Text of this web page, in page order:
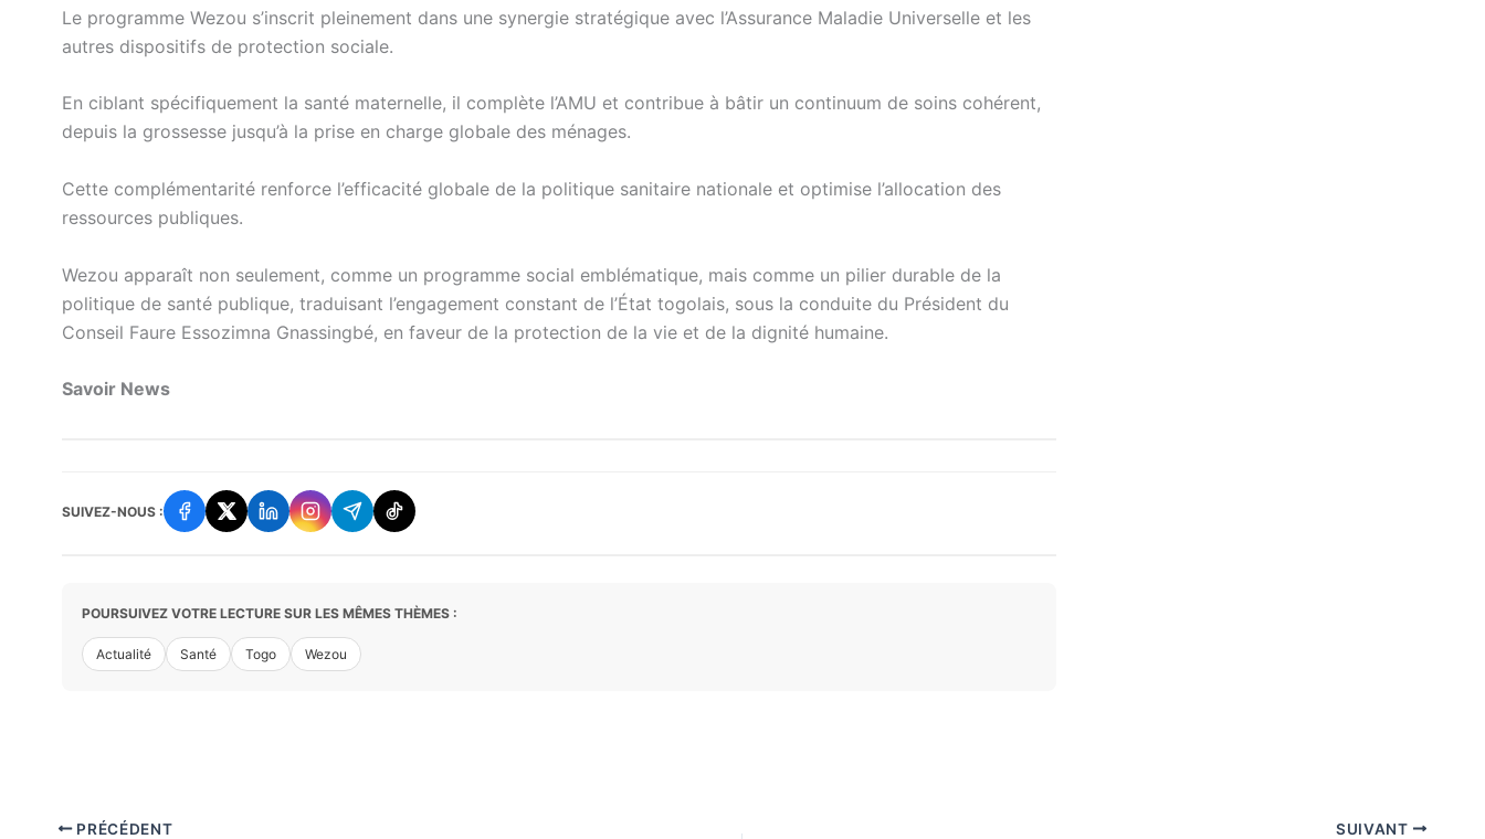
Le programme Wezou s’inscrit pleinement dans une synergie stratégique avec l’Assurance Maladie Universelle et les
autres dispositifs de protection sociale.
En ciblant spécifiquement la santé maternelle, il complète l’AMU et contribue à bâtir un continuum de soins cohérent,
depuis la grossesse jusqu’à la prise en charge globale des ménages.
Cette complémentarité renforce l’efficacité globale de la politique sanitaire nationale et optimise l’allocation des
ressources publiques.
Wezou apparaît non seulement, comme un programme social emblématique, mais comme un pilier durable de la
politique de santé publique, traduisant l’engagement constant de l’État togolais, sous la conduite du Président du
Conseil Faure Essozimna Gnassingbé, en faveur de la protection de la vie et de la dignité humaine.
Savoir News
SUIVEZ-NOUS :
POURSUIVEZ VOTRE LECTURE SUR LES MÊMES THÈMES :
Actualité Santé Togo Wezou
PRÉCÉDENT SUIVANT